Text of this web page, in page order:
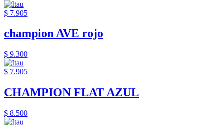
$ 7.905
champion AVE rojo
$ 9.300
$ 7.905
CHAMPION FLAT AZUL
$ 8.500